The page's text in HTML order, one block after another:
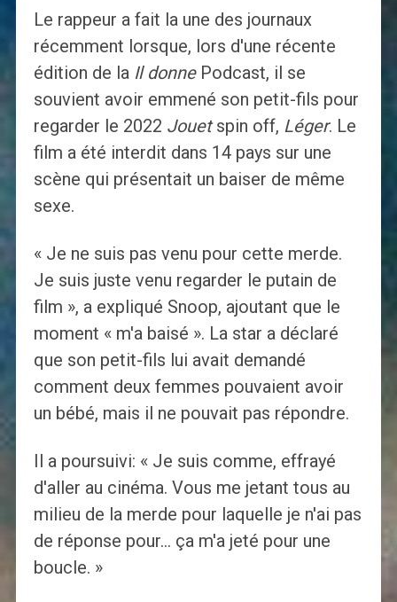
Le rappeur a fait la une des journaux
récemment lorsque, lors d'une récente
édition de la Il donnePodcast, il se
souvient avoir emmené son petit-fils pour
regarder le 2022 Jouetspin off, Léger. Le
film a été interdit dans 14 pays sur une
scène qui présentait un baiser de même
sexe.
« Je ne suis pas venu pour cette merde.
Je suis juste venu regarder le putain de
film », a expliqué Snoop, ajoutant que le
moment « m'a baisé ». La star a déclaré
que son petit-fils lui avait demandé
comment deux femmes pouvaient avoir
un bébé, mais il ne pouvait pas répondre.
Il a poursuivi: « Je suis comme, effrayé
d'aller au cinéma. Vous me jetant tous au
milieu de la merde pour laquelle je n'ai pas
de réponse pour… ça m'a jeté pour une
boucle. »